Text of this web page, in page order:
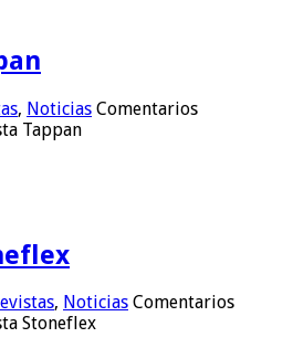
, Noticias Comentarios
Tappan
, Noticias Comentarios
Stoneflex